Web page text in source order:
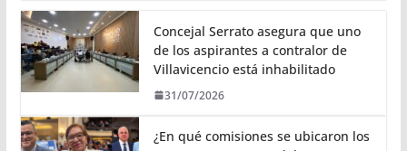
Concejal Serrato asegura que uno
de los aspirantes a contralor de
Villavicencio está inhabilitado
31/07/2026
¿En qué comisiones se ubicaron los